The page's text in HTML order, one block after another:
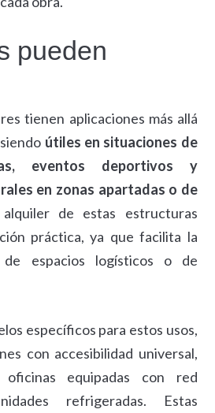
pueden
tienen aplicaciones más allá
útiles en situaciones de
eventos deportivos y
en zonas apartadas o de
de estas estructuras
práctica, ya que facilita la
de espacios logísticos o de
específicos para estos usos,
con accesibilidad universal,
oficinas equipadas con red
refrigeradas. Estas